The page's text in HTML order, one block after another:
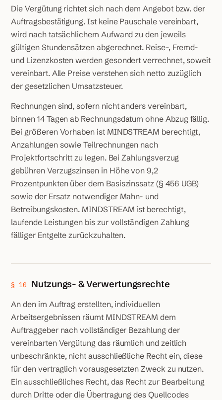
Die Vergütung richtet sich nach dem Angebot bzw. der
Auftragsbestätigung. Ist keine Pauschale vereinbart,
wird nach tatsächlichem Aufwand zu den jeweils
gültigen Stundensätzen abgerechnet. Reise-, Fremd-
und Lizenzkosten werden gesondert verrechnet, soweit
vereinbart. Alle Preise verstehen sich netto zuzüglich
der gesetzlichen Umsatzsteuer.
Rechnungen sind, sofern nicht anders vereinbart,
binnen 14 Tagen ab Rechnungsdatum ohne Abzug fällig.
Bei größeren Vorhaben ist MINDSTREAM berechtigt,
Anzahlungen sowie Teilrechnungen nach
Projektfortschritt zu legen. Bei Zahlungsverzug
gebühren Verzugszinsen in Höhe von 9,2
Prozentpunkten über dem Basiszinssatz (§ 456 UGB)
sowie der Ersatz notwendiger Mahn- und
Betreibungskosten. MINDSTREAM ist berechtigt,
laufende Leistungen bis zur vollständigen Zahlung
fälliger Entgelte zurückzuhalten.
§ 10 Nutzungs- & Verwertungsrechte
An den im Auftrag erstellten, individuellen
Arbeitsergebnissen räumt MINDSTREAM dem
Auftraggeber nach vollständiger Bezahlung der
vereinbarten Vergütung das räumlich und zeitlich
unbeschränkte, nicht ausschließliche Recht ein, diese
für den vertraglich vorausgesetzten Zweck zu nutzen.
Ein ausschließliches Recht, das Recht zur Bearbeitung
durch Dritte oder die Übertragung des Quellcodes